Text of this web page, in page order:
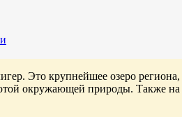
Это крупнейшее озеро
окружающей природы. Также